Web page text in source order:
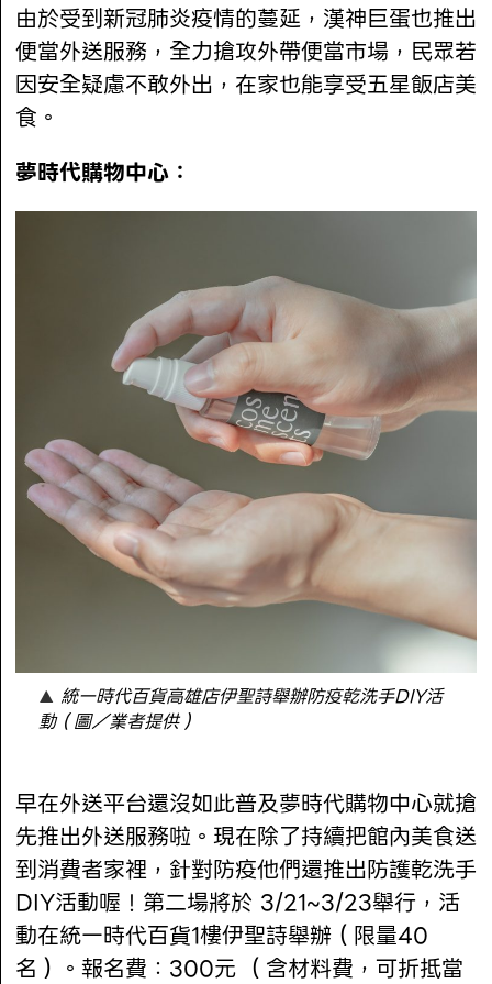
由於受到新冠肺炎疫情的蔓延，漢神巨蛋也推出
便當外送服務，全力搶攻外帶便當市場，民眾若
因安全疑慮不敢外出，在家也能享受五星飯店美
食。
夢時代購物中心：
統一時代百貨高雄店伊聖詩舉辦防疫乾洗手DIY活
動（圖／業者提供）
早在外送平台還沒如此普及夢時代購物中心就搶
先推出外送服務啦。現在除了持續把館內美食送
到消費者家裡，針對防疫他們還推出防護乾洗手
DIY活動喔！第二場將於 3/21~3/23舉行，活
動在統一時代百貨1樓伊聖詩舉辦（限量40
名）。報名費：300元 （含材料費，可折抵當